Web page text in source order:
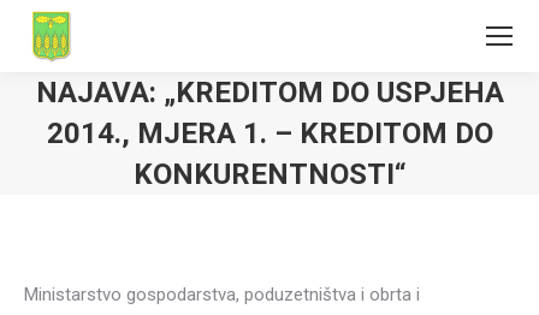
NAJAVA: „KREDITOM DO USPJEHA
2014., MJERA 1. – KREDITOM DO
KONKURENTNOSTI“
Ministarstvo gospodarstva, poduzetništva i obrta i